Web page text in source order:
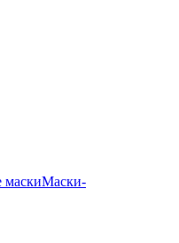
Маски-